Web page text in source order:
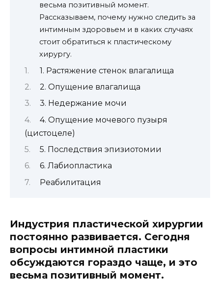
весьма позитивный момент.
Рассказываем, почему нужно следить за
интимным здоровьем и в каких случаях
стоит обратиться к пластическому
хирургу.
1. Растяжение стенок влагалища
2. Опущение влагалища
3. Недержание мочи
4. Опущение мочевого пузыря
(цистоцеле)
5. Последствия эпизиотомии
6. Лабиопластика
Реабилитация
Индустрия пластической хирургии
постоянно развивается. Сегодня
вопросы интимной пластики
обсуждаются гораздо чаще, и это
весьма позитивный момент.